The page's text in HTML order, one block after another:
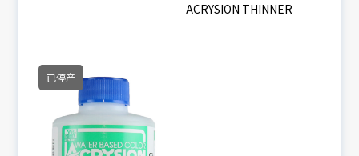
ACRYSION THINNER
已停产